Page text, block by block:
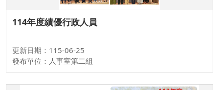
114年度績優行政人員
更新日期：115-06-25
發布單位：人事室第二組